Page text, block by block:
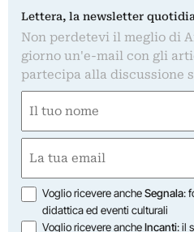
Lettera, la newsletter
Non perdetevi il meglio di
giorno un'e-mail con gli
partecipa alla discussione
(Required)
First
(Required)
Opzioni
Voglio ricevere ancheSegnala:
didattica ed eventi culturali
Voglio ricevere ancheIncanti: il